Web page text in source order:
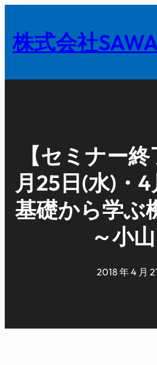
を
キ
株式会社
【セミナー
月25日(水)・
基礎から学ぶ
～小
2018 年 4 月